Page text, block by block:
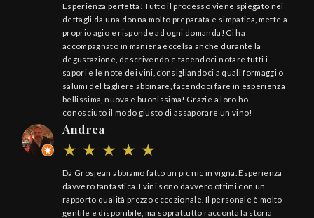
Esperienza perfetta! Tutto il processo viene spiegato nei
dettagli da una donna molto preparata e simpatica, mette a
proprio agio e risponde ad ogni domanda! Ci ha
accompagnato in maniera eccelsa anche durante la
degustazione, descrivendo e facendoci notare tutti i
sapori e le note dei vini, consigliandoci a quali formaggi o
salumi del tagliere abbinare, facendoci fare in esperienza
bellissima, nuova e buonissima! Grazie a loro ho
conosciuto il modo giusto di assaporare un vino!
Andrea
Da Grosjean abbiamo fatto un pic nic in vigna. Esperienza
davvero fantastica. I vini sono davvero ottimi con un
rapporto qualità prezzo eccezionale. Il personale è molto
gentile e disponibile, ma soprattutto racconta la storia